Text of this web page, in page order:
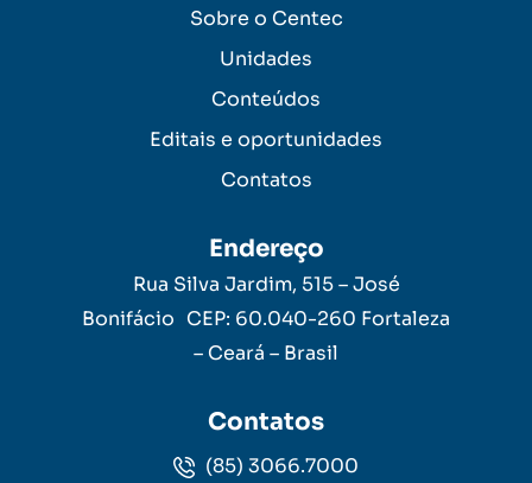
Sobre o Centec
Unidades
Conteúdos
Editais e oportunidades
Contatos
Endereço
Rua Silva Jardim, 515 – José
Bonifácio CEP: 60.040-260 Fortaleza
– Ceará – Brasil
Contatos
(85) 3066.7000